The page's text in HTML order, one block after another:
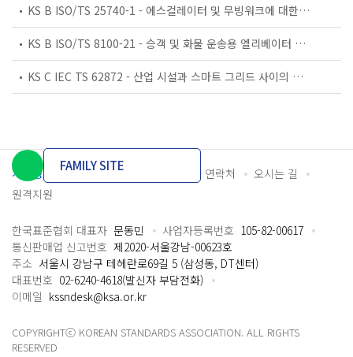
KS B ISO/TS 25740-1 - 에스컬레이터 및 무빙워크에 대한 안전요건 — 제1부: 세계공통 필수 안전요건(GESRs)
KS B ISO/TS 8100-21 - 승객 및 화물 운송용 엘리베이터 —제21부: 세계공통 필수안전요건(GESRs)을 충족하는 세계공통 안전 파라미터(GSPs)
KS C IEC TS 62872 - 산업 시설과 스마트 그리드 사이의 산업 공정 측정, 제어 및 자동화 시스템 인터페이스
개인정보처리방침 이용약관 담당자 연락처
오시는 길
원격지원
FAMILY SITE
한국표준협회 대표자 문동민 사업자등록번호 105-82-00617
통신판매업 신고번호 제2020-서울강남-00623호
주소 서울시 강남구 테헤란로69길 5 (삼성동, DT센터)
대표번호 02-6240-4618(발신자 부담전화)
이메일 kssndesk@ksa.or.kr
COPYRIGHTⓒ KOREAN STANDARDS ASSOCIATION. ALL RIGHTS
RESERVED